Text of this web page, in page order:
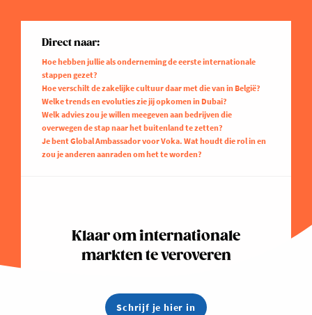
Direct naar:
Hoe hebben jullie als onderneming de eerste internationale
stappen gezet?
Hoe verschilt de zakelijke cultuur daar met die van in België?
Welke trends en evoluties zie jij opkomen in Dubai?
Welk advies zou je willen meegeven aan bedrijven die
overwegen de stap naar het buitenland te zetten?
Je bent Global Ambassador voor Voka. Wat houdt die rol in en
zou je anderen aanraden om het te worden?
Klaar om internationale
markten te veroveren
Schrijf je hier in